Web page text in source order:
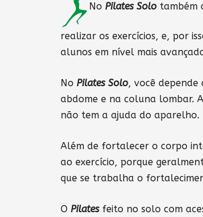
No Pilates Solo também
realizar os exercícios, e, por
alunos em nível mais
No Pilates Solo, você
abdome e na coluna lombar.
não tem a ajuda do aparelho.
Além de fortalecer o corpo
ao exercício, porque
que se trabalha o
O Pilatesfeito no solo com